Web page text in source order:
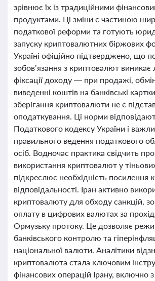
зрівнює їх із традиційними
продуктами. Ці зміни є частиною
податкової реформи та готують
запуску криптовалютних біржових
Україні офіційно підтверджено, що
зобов’язання з криптовалют
фіксації доходу — при продажі,
виведенні коштів на банківські
зберігання криптовалюти не є
оподаткування. Ці норми
Податкового кодексу України і
правильного ведення податкового
осіб. Водночас практика свідчить
використання криптовалют у
підкреслює необхідність посилення
відповідальності. Іран активно
криптовалюту для обходу санкцій,
оплату в цифрових валютах за прохід
Ормузьку протоку. Це дозволяє
банківського контролю та
національної валюти. Аналітики
криптовалюта стала ключовим
фінансових операцій Ірану, включно